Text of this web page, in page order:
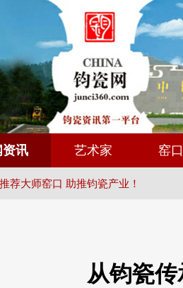
资讯 艺术家 窑口
荐大师窑口 助推钧瓷产业！
从钧瓷